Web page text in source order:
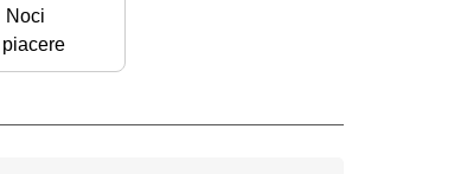
Noci
piacere